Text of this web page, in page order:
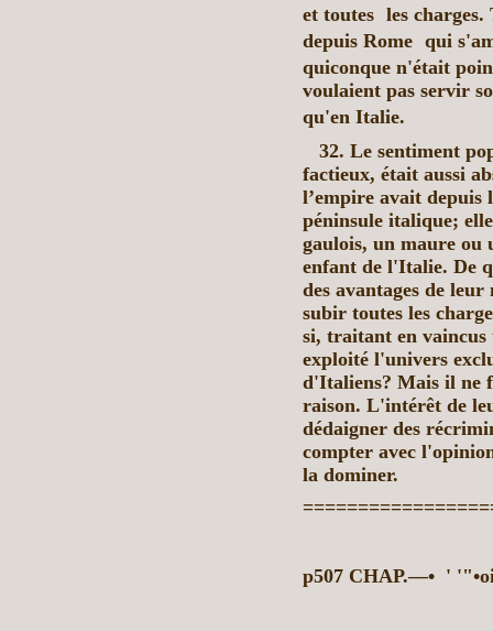
et toutes les
depuis Rome qui
quiconque n'était
voulaient pas servir
qu'en Italie.
32. Le sentiment
factieux, était aussi
l’empire avait depuis
péninsule italique;
gaulois, un maure ou
enfant de l'Italie. De
des avantages de
subir toutes les
si, traitant en vaincus
exploité l'univers
d'Italiens? Mais il ne
raison. L'intérêt de
dédaigner des
compter avec
la dominer.
p507 CHAP.—• '